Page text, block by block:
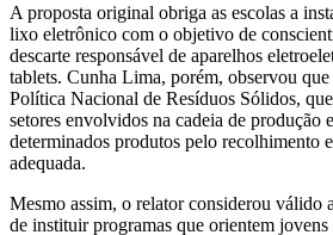
A proposta original obriga as escolas a
lixo eletrônico com o objetivo de
descarte responsável de aparelhos
tablets. Cunha Lima, porém, observou que
Política Nacional de Resíduos Sólidos,
setores envolvidos na cadeia de produção
determinados produtos pelo recolhimento
adequada.
Mesmo assim, o relator considerou válido
de instituir programas que orientem jovens